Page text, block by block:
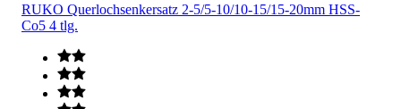
RUKO Querlochsenkersatz 2-5/5-10/10-15/15-20mm HSS-
Co5 4 tlg.